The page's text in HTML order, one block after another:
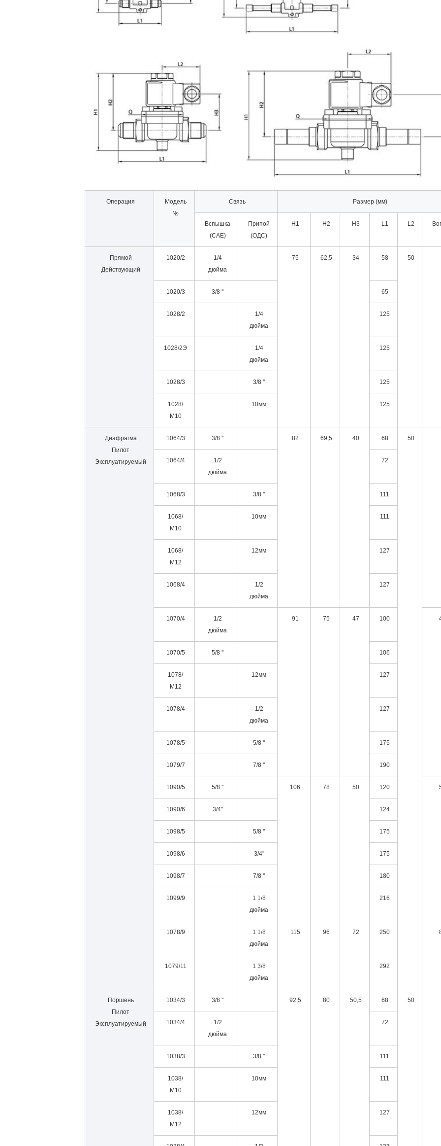
Операция
Модель
№
Связь Размер (мм)
Вспышка
(САЕ)
Припой
(ОДС)
Н1 Н2 Н3 L1 L2
Прямой
Действующий
1020/2
1/4
дюйма
75 62,5 34 58 50
1020/3 3/8 '' 65
1028/2
1/4
дюйма
125
1028/2Э
1/4
дюйма
125
1028/3 3/8 '' 125
1028/
М10
10мм 125
Диафрагма
Пилот
Эксплуатируемый
1064/3 3/8 '' 82 69,5 40 68 50
1064/4
1/2
дюйма
72
1068/3 3/8 '' 111
1068/
М10
10мм 111
1068/
М12
12мм 127
1068/4
1/2
дюйма
127
1070/4
1/2
дюйма
91 75 47 100
1070/5 5/8 '' 106
1078/
М12
12мм 127
1078/4
1/2
дюйма
127
1078/5 5/8 '' 175
1079/7 7/8 '' 190
1090/5 5/8 '' 106 78 50 120
1090/6 3/4'' 124
1098/5 5/8 '' 175
1098/6 3/4'' 175
1098/7 7/8 '' 180
1099/9
1 1/8
дюйма
216
1078/9
1 1/8
дюйма
115 96 72 250
1079/11
1 3/8
дюйма
292
Поршень
Пилот
Эксплуатируемый
1034/3 3/8 '' 92,5 80 50,5 68 50
1034/4
1/2
дюйма
72
1038/3 3/8 '' 111
1038/
М10
10мм 111
1038/
М12
12мм 127